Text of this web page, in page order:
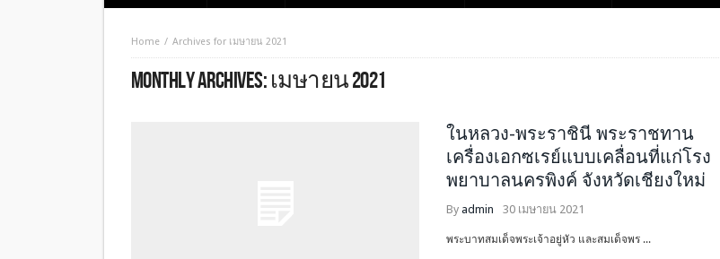
Home Archives for เมษายน 2021
MONTHLY ARCHIVES:เมษายน 2021
ในหลวง-พระราชินี พระราชทาน
เครื่องเอกซเรย์แบบเคลื่อนที่แก่โรง
พยาบาลนครพิงค์ จังหวัดเชียงใหม่
By admin 30 เมษายน 2021
พระบาทสมเด็จพระเจ้าอยู่หัว และสมเด็จพร ...